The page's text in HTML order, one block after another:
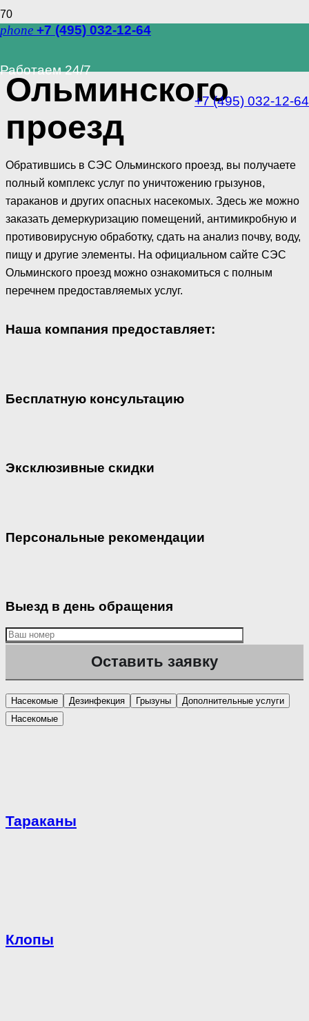
phone +7 (495) 032-12-64
Работаем 24/7
+7 (495) 032-12-64
Ольминского
проезд
Обратившись в СЭС Ольминского проезд, вы получаете
полный комплекс услуг по уничтожению грызунов,
тараканов и других опасных насекомых. Здесь же можно
заказать демеркуризацию помещений, антимикробную и
противовирусную обработку, сдать на анализ почву, воду,
пищу и другие элементы. На официальном сайте СЭС
Ольминского проезд можно ознакомиться с полным
перечнем предоставляемых услуг.
Наша компания предоставляет:
Бесплатную консультацию
Эксклюзивные скидки
Персональные рекомендации
Выезд в день обращения
Насекомые Дезинфекция Грызуны
Дополнительные услуги
Насекомые
Тараканы
Клопы